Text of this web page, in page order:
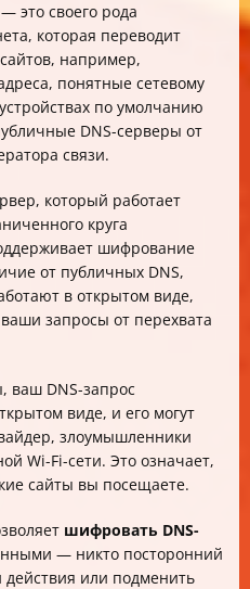
это своего рода
которая переводит
например,
понятные сетевому
по умолчанию
DNS-серверы от
связи.
который работает
круга
шифрование
от публичных DNS,
в открытом виде,
запросы от перехвата
ваш DNS-запрос
виде, и его могут
злоумышленники
Wi-Fi-сети. Это означает,
сайты вы посещаете.
шифровать DNS-
— никто посторонний
или подменить